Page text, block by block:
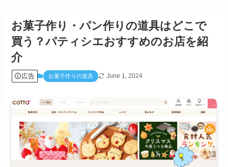
お菓子作り・パン作りの道具はどこで
買う？パティシエおすすめのお店を紹
介
広告 お菓子作りの道具 June 1, 2024